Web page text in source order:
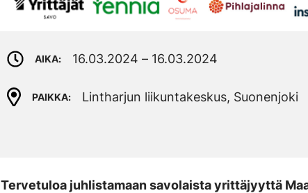
AIKA 16.03.2024 – 16.03.2024
PAIKKA Lintharjun liikuntakeskus, Suonenjoki
Tervetuloa juhlistamaan savolaista yrittäjyyttä